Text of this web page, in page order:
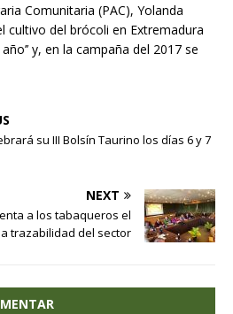
Comunitaria (PAC), Yolanda
cultivo del brócoli en Extremadura
y, en la campaña del 2017 se
su III Bolsín Taurino los días 6 y 7
NEXT
a los tabaqueros el
trazabilidad del sector